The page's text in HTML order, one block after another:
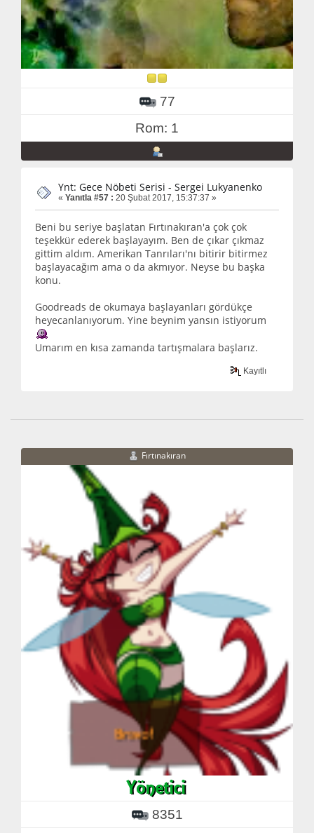
77
Rom: 1
Ynt: Gece Nöbeti Serisi - Sergei Lukyanenko
« Yanıtla #57 : 20 Şubat 2017, 15:37:37 »
Beni bu seriye başlatan Fırtınakıran'a çok çok
teşekkür ederek başlayayım. Ben de çıkar çıkmaz
gittim aldım. Amerikan Tanrıları'nı bitirir bitirmez
başlayacağım ama o da akmıyor. Neyse bu başka
konu.
Goodreads de okumaya başlayanları gördükçe
heyecanlanıyorum. Yine beynim yansın istiyorum
Umarım en kısa zamanda tartışmalara başlarız.
Kayıtlı
Fırtınakıran
8351